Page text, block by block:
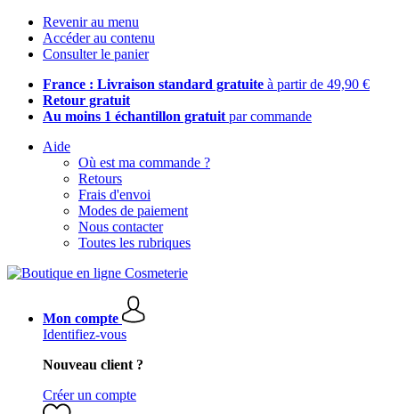
Revenir au menu
Accéder au contenu
Consulter le panier
France : Livraison standard gratuite à partir de 49,90 €
Retour gratuit
Au moins 1 échantillon gratuit par commande
Aide
Où est ma commande ?
Retours
Frais d'envoi
Modes de paiement
Nous contacter
Toutes les rubriques
Mon compte
Identifiez-vous
Nouveau client ?
Créer un compte